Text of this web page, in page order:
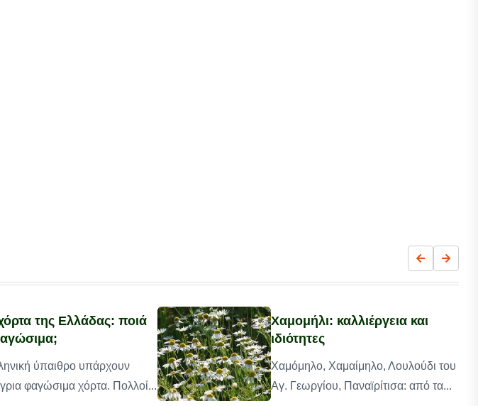
της Ελλάδας: ποιά
ύπαιθρο υπάρχουν
φαγώσιμα χόρτα. Πολλοί...
Χαμομήλι: καλλιέργεια και
ιδιότητες
Χαμόμηλο, Χαμαίμηλο, Λουλούδι του
Αγ. Γεωργίου, Παναϊρίτισα: από τα...